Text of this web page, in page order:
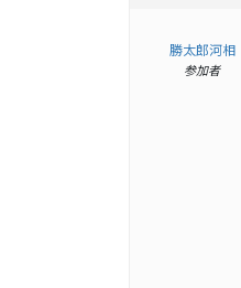
勝太郎河相
参加者